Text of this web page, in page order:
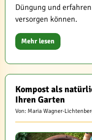
Düngung und
versorgen können.
Mehr lesen
Kompost als
Ihren Garten
Von: Maria Wagner-